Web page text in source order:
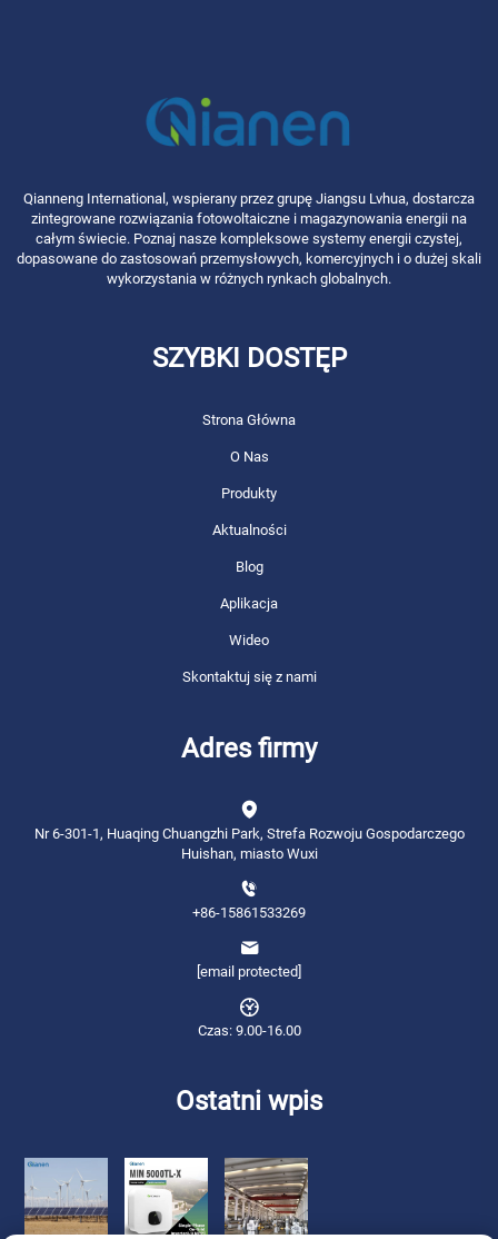
Qianneng International, wspierany przez grupę Jiangsu Lvhua, dostarcza
zintegrowane rozwiązania fotowoltaiczne i magazynowania energii na
całym świecie. Poznaj nasze kompleksowe systemy energii czystej,
dopasowane do zastosowań przemysłowych, komercyjnych i o dużej skali
wykorzystania w różnych rynkach globalnych.
SZYBKI DOSTĘP
Strona Główna
O Nas
Produkty
Aktualności
Blog
Aplikacja
Wideo
Skontaktuj się z nami
Adres firmy
Nr 6-301-1, Huaqing Chuangzhi Park, Strefa Rozwoju Gospodarczego
Huishan, miasto Wuxi
+86-15861533269
[email protected]
Czas: 9.00-16.00
Ostatni wpis